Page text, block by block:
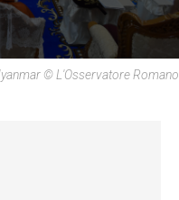
© L'Osservatore Romano